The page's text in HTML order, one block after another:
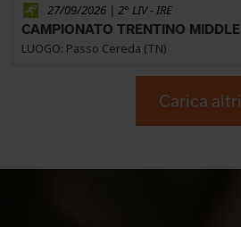
27/09/2026 | 2° LIV -IRE
CAMPIONATO TRENTINO MIDDLE
LUOGO: Passo Cereda (TN)
Carica altri